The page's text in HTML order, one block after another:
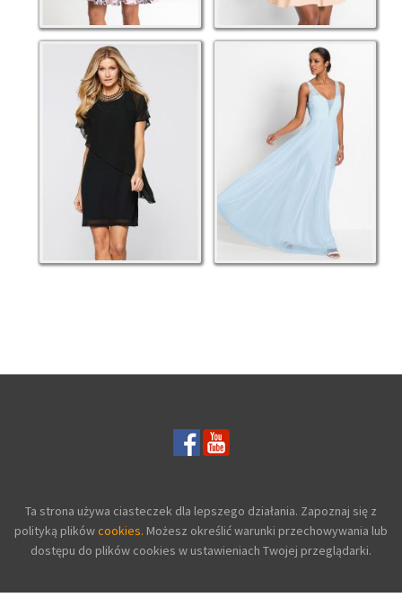
Ta strona używa ciasteczek dla lepszego działania. Zapoznaj się z
polityką plikówcookies. Możesz określić warunki przechowywania lub
dostępu do plików cookies w ustawieniach Twojej przeglądarki.